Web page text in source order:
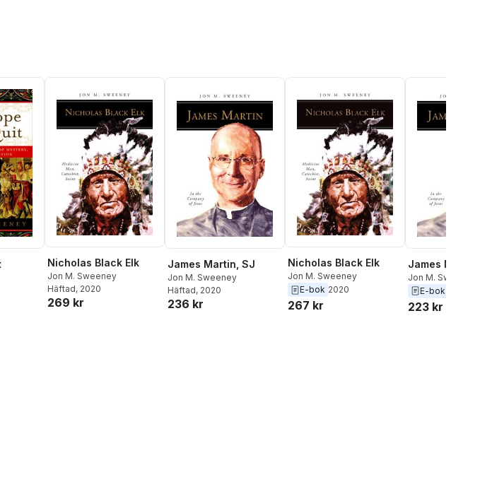
Nicholas Black Elk
Jon M. Sweeney
Häftad, 2020
269 kr
James Martin, SJ
Jon M. Sweeney
Häftad, 2020
236 kr
Nicholas Black Elk
Jon M. Sweeney
E-bok 2020
267 kr
James
Jon M. Sweeney
E-bok
223 kr